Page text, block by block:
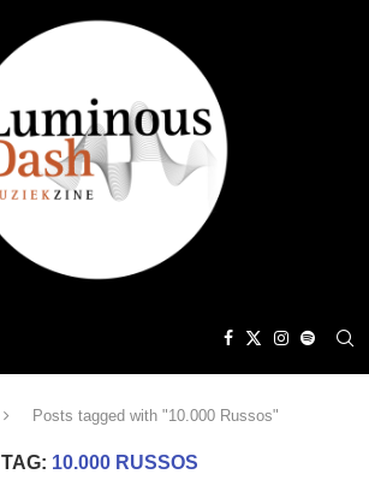
Posts tagged with "10.000 Russos"
TAG: 10.000 RUSSOS